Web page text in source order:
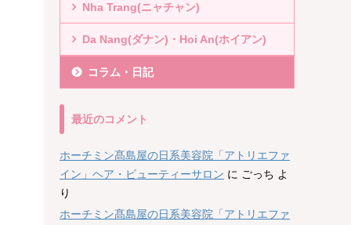
Nha Trang(ニャチャン)
Da Nang(ダナン)・Hoi An(ホイアン)
コラム・日記
最近のコメント
ホーチミン髙島屋の日系美容院「アトリエファ
イン」ヘア・ビューティーサロン に ごっち よ
り
ホーチミン髙島屋の日系美容院「アトリエファ